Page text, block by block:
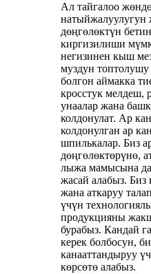
Ал тайгалоо
натыйжалуулугун
дөңгөлөктүн
киргизилиши
негизинен кыш
муздун
болгон аймакка
кросстук мелдеш,
унаалар жана
колдонулат. Ар
колдонулган ар
шпилькалар. Биз
дөңгөлөктөрүнө,
лыжа мамысына
жасай алабыз. Биз
жана аткаруу
үчүн
продукцияны
бурабыз. Кандай
керек болбосун,
канааттандыруу
көрсөтө алабыз.